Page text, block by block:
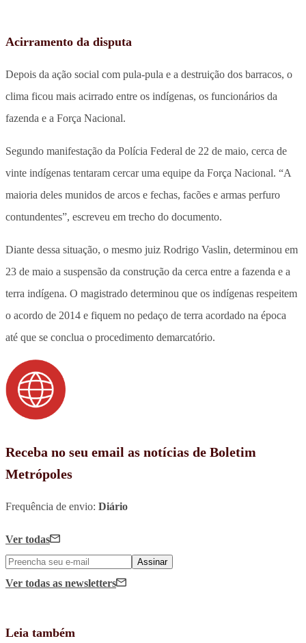
Acirramento da disputa
Depois da ação social com pula-pula e a destruição dos barracos, o
clima ficou mais acirrado entre os indígenas, os funcionários da
fazenda e a Força Nacional.
Segundo manifestação da Polícia Federal de 22 de maio, cerca de
vinte indígenas tentaram cercar uma equipe da Força Nacional. “A
maioria deles munidos de arcos e fechas, facões e armas perfuro
contundentes”, escreveu em trecho do documento.
Diante dessa situação, o mesmo juiz Rodrigo Vaslin, determinou em
23 de maio a suspensão da construção da cerca entre a fazenda e a
terra indígena. O magistrado determinou que os indígenas respeitem
o acordo de 2014 e fiquem no pedaço de terra acordado na época
até que se conclua o procedimento demarcatório.
Receba no seu email as notícias de Boletim
Metrópoles
Frequência de envio: Diário
Ver todas
Assinar
Ver todas as newsletters
Leia também